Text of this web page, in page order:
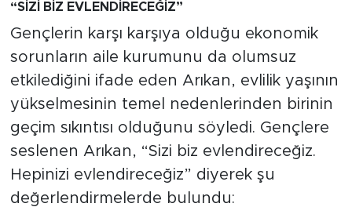
“SİZ İ BİZ EVLENDİRECEĞİZ”
Gençlerin karşı karşıya olduğu ekonomik
sorunların aile kurumunu da olumsuz
etkilediğini ifade eden Arıkan, evlilik yaşının
yükselmesinin temel nedenlerinden birinin
geçim sıkıntısı olduğunu söyledi. Gençlere
seslenen Arıkan, “Sizi biz evlendireceğiz.
Hepinizi evlendireceğiz” diyerek şu
değerlendirmelerde bulundu: